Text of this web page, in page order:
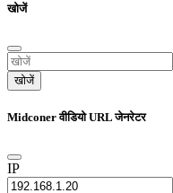
खोजें
खोजें
Midconer वीडियो URL जेनरेटर
IP